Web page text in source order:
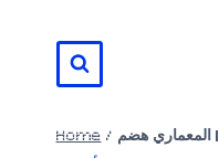
content
Home /